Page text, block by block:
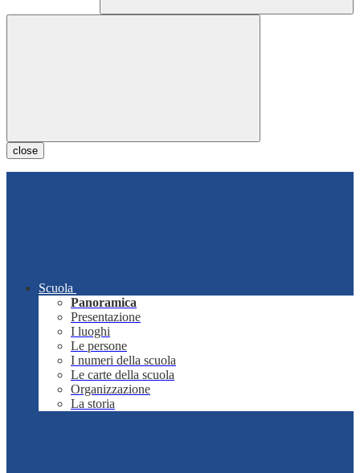
close
Scuola
Panoramica
Presentazione
I luoghi
Le persone
I numeri della scuola
Le carte della scuola
Organizzazione
La storia